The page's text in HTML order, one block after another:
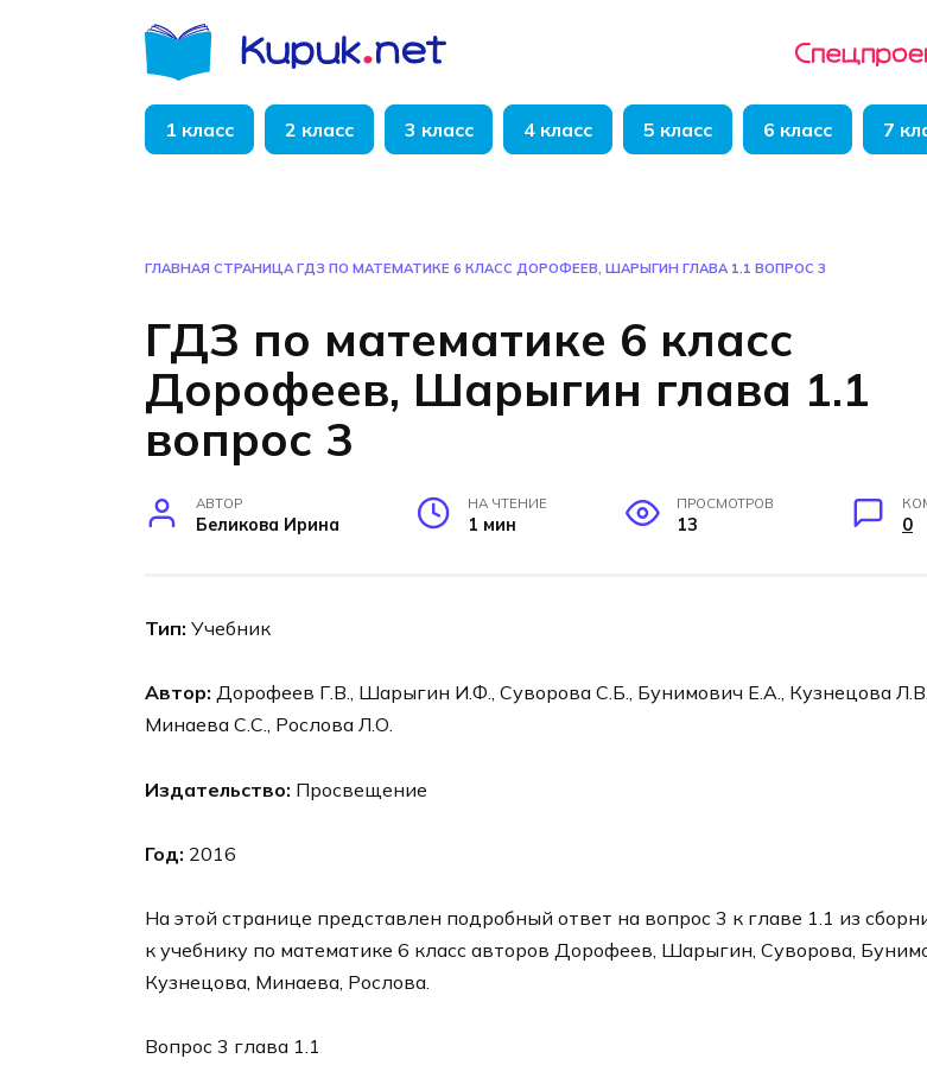
1 класс 2 класс 3 класс 4 класс 5 класс 6 класс 7
ГЛАВНАЯ СТРАНИЦА ГДЗ ПО МАТЕМАТИКЕ 6 КЛАСС ДОРОФЕЕВ, ШАРЫГИН ГЛАВА 1.1 ВОПРОС 3
ГДЗ по математике 6 класс
Дорофеев, Шарыгин глава 1.1
вопрос 3
АВТОР
Беликова Ирина
НА ЧТЕНИЕ
1 мин
ПРОСМОТРОВ
13 0
Тип: Учебник
Автор: Дорофеев Г.В., Шарыгин И.Ф., Суворова С.Б., Бунимович Е.А., Кузнецова
Минаева С.С., Рослова Л.О.
Издательство: Просвещение
Год: 2016
На этой странице представлен подробный ответ на вопрос 3 к главе 1.1 из
к учебнику по математике 6 класс авторов Дорофеев, Шарыгин, Суворова,
Кузнецова, Минаева, Рослова.
Вопрос 3 глава 1.1